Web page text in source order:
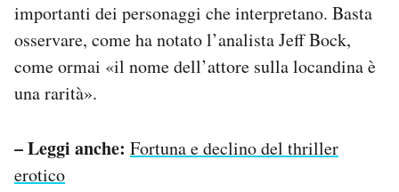
importanti dei personaggi che interpretano. Basta
osservare, come ha notato l’analista Jeff Bock,
come ormai «il nome dell’attore sulla locandina è
una rarità».
– Leggi anche: Fortuna e declino del thriller
erotico